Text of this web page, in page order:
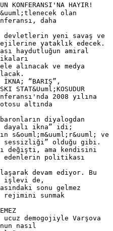
KONFERANSI'NA HAYIR!
olan
daha
yeni savaş ve
yataklık edecek.
haydutluğun amiral
alınacak ve medya
İKNA; “BARIŞ”,
STAT&Uuml;KOSUDUR
2008 yılına
altında
diyalogdan
dayalı ikna” idi;
s&ouml;m&uuml;r&uuml; ve
sessizliği” olduğu gibi.
değişti, ama kendisini
edenlerin politikası
devam ediyor. Bu
işlevi de,
sonu gelmez
rejimini sunmak
demogojiyle Varşova
nasıl